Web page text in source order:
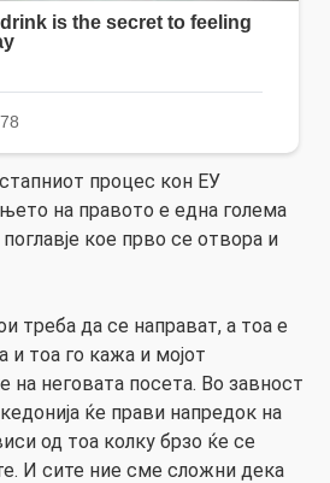
процес кон ЕУ
на правото е една голема
кое прво се отвора и
треба да се направат, а тоа е
и тоа го кажа и мојот
на неговата посета. Во завност
ќе прави напредок на
од тоа колку брзо ќе се
И сите ние сме сложни дека